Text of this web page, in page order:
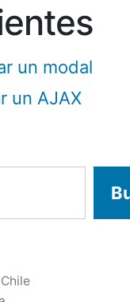
un modal
un AJAX